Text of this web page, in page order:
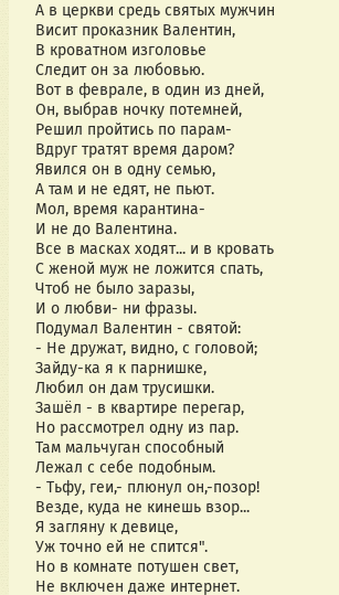
А в церкви средь святых мужчин
Висит проказник Валентин,
В кроватном изголовье
Следит он за любовью.
Вот в феврале, в один из дней,
Он, выбрав ночку потемней,
Решил пройтись по парам-
Вдруг тратят время даром?
Явился он в одну семью,
А там и не едят, не пьют.
Мол, время карантина-
И не до Валентина.
Все в масках ходят... и в кровать
С женой муж не ложится спать,
Чтоб не было заразы,
И о любви- ни фразы.
Подумал Валентин - святой:
- Не дружат, видно, с головой;
Зайду-ка я к парнишке,
Любил он дам трусишки.
Зашёл - в квартире перегар,
Но рассмотрел одну из пар.
Там мальчуган способный
Лежал с себе подобным.
- Тьфу, геи,- плюнул он,-позор!
Везде, куда не кинешь взор...
Я загляну к девице,
Уж точно ей не спится".
Но в комнате потушен свет,
Не включен даже интернет.